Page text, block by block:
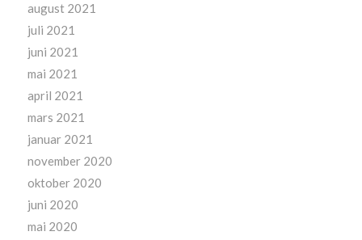
august 2021
juli 2021
juni 2021
mai 2021
april 2021
mars 2021
januar 2021
november 2020
oktober 2020
juni 2020
mai 2020